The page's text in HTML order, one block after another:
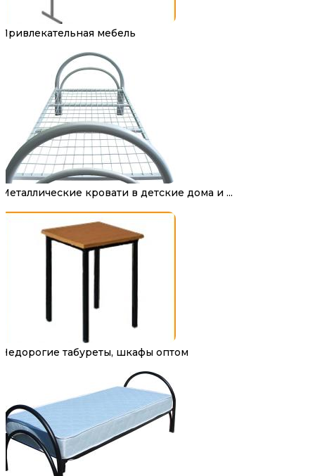
Привлекательная мебель
Металлические кровати в детские дома и ...
Недорогие табуреты, шкафы оптом